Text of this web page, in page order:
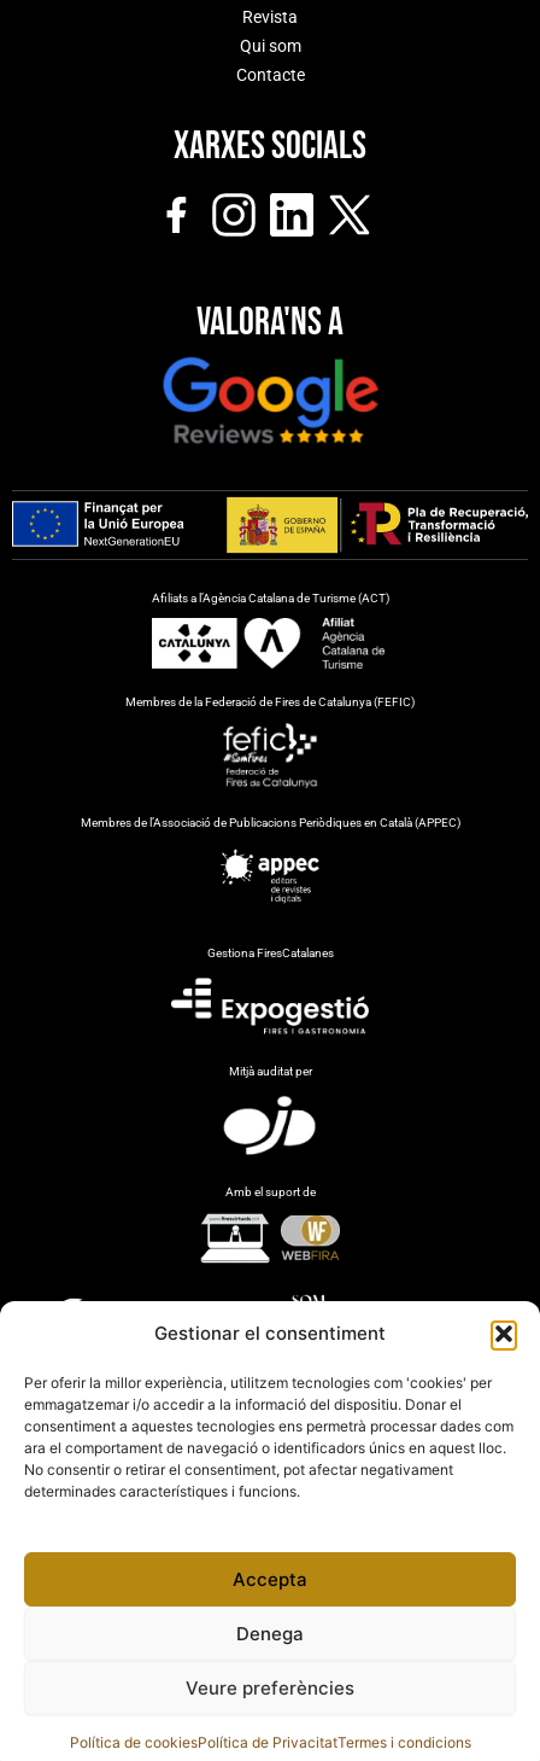
Gestionar el consentiment
Per oferir la millor experiència, utilitzem tecnologies com 'cookies' per
emmagatzemar i/o accedir a la informació del dispositiu. Donar el
consentiment a aquestes tecnologies ens permetrà processar dades com
ara el comportament de navegació o identificadors únics en aquest lloc.
No consentir o retirar el consentiment, pot afectar negativament
determinades característiques i funcions.
Accepta
Denega
Veure preferències
Política de cookiesPolítica de PrivacitatTermes i condicions
Revista
Qui som
Contacte
Xarxes socials
Valora'ns a
Afiliats a l’Agència Catalana de Turisme (ACT)
Membres de la Federació de Fires de Catalunya (FEFIC)
Membres de l’Associació de Publicacions Periòdiques en Català (APPEC)
Gestiona FiresCatalanes
Mitjà auditat per
Amb el suport de
Copyright 2012 – 2026 Fires Catalanes
Termes i condicions Política de Cookies